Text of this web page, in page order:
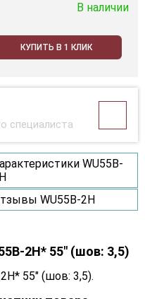
В наличии
КУПИТЬ В 1 КЛИК
специалиста
WU55B-
WU55B-2H
2H* 55" (шов: 3,5)
55" (шов: 3,5).